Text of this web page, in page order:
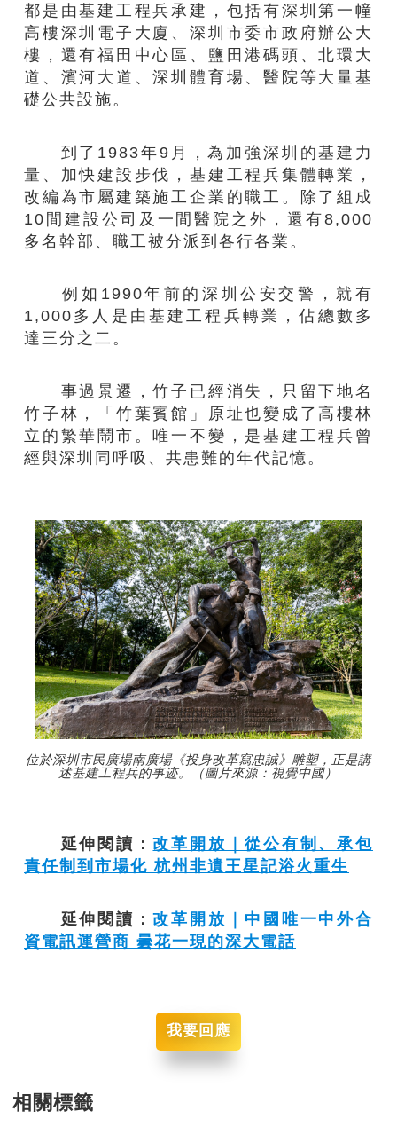
都是由基建工程兵承建，包括有深圳第一幢
高樓深圳電子大廈、深圳市委市政府辦公大
樓，還有福田中心區、鹽田港碼頭、北環大
道、濱河大道、深圳體育場、醫院等大量基
礎公共設施。
到了1983年9月，為加強深圳的基建力
量、加快建設步伐，基建工程兵集體轉業，
改編為市屬建築施工企業的職工。除了組成
10間建設公司及一間醫院之外，還有8,000
多名幹部、職工被分派到各行各業。
例如1990年前的深圳公安交警，就有
1,000多人是由基建工程兵轉業，佔總數多
達三分之二。
事過景遷，竹子已經消失，只留下地名
竹子林，「竹葉賓館」原址也變成了高樓林
立的繁華鬧市。唯一不變，是基建工程兵曾
經與深圳同呼吸、共患難的年代記憶。
位於深圳市民廣場南廣場《投身改革寫忠誠》雕塑，正是講
述基建工程兵的事迹。（圖片來源：視覺中國）
延伸閱讀：改革開放｜從公有制、承包
責任制到市場化 杭州非遺王星記浴火重生
延伸閱讀：改革開放｜中國唯一中外合
資電訊運營商 曇花一現的深大電話
我要回應
相關標籤